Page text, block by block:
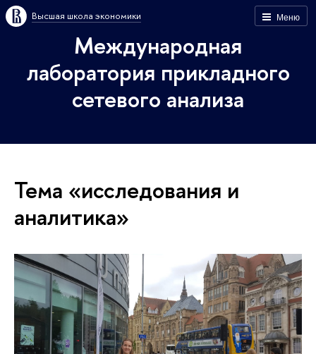
Меню
Высшая школа экономики
Международная
лаборатория прикладного
сетевого анализа
Тема «исследования и
аналитика»